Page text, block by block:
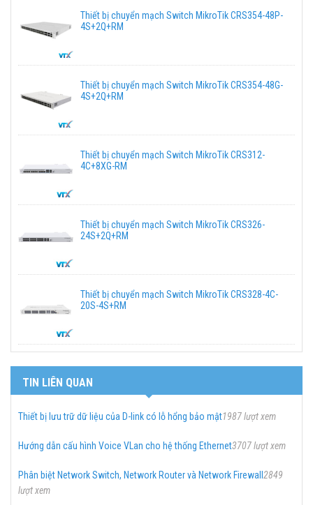
Thiết bị chuyển mạch Switch MikroTik CRS354-48P-
4S+2Q+RM
Thiết bị chuyển mạch Switch MikroTik CRS354-48G-
4S+2Q+RM
Thiết bị chuyển mạch Switch MikroTik CRS312-
4C+8XG-RM
Thiết bị chuyển mạch Switch MikroTik CRS326-
24S+2Q+RM
Thiết bị chuyển mạch Switch MikroTik CRS328-4C-
20S-4S+RM
TIN LIÊN QUAN
Thiết bị lưu trữ dữ liệu của D-link có lỗ hổng bảo mật1987 lượt xem
Hướng dẫn cấu hình Voice VLan cho hệ thống Ethernet3707 lượt xem
Phân biệt Network Switch, Network Router và Network Firewall 2849
lượt xem